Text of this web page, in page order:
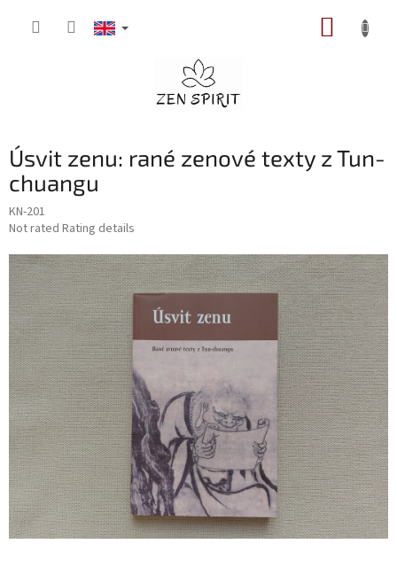
Úsvit zenu: rané zenové texty z Tun-
chuangu
KN-201
The
product
rating
is
0,0
out
of
5
stars.
Not rated Rating details